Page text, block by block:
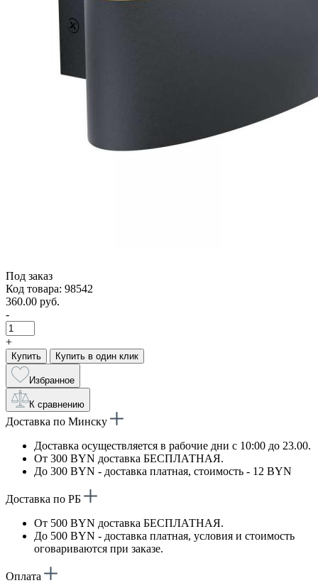
Под заказ
Код товара: 98542
360.00 руб.
-
+
Купить Купить в один клик
Избранное
К сравнению
Доставка по Минску
Доставка осуществляется в рабочие дни с 10:00 до 23.00.
От 300 BYN доставка БЕСПЛАТНАЯ.
До 300 BYN - доставка платная, стоимость - 12 BYN
Доставка по РБ
От 500 BYN доставка БЕСПЛАТНАЯ.
До 500 BYN - доставка платная, условия и стоимость
оговариваются при заказе.
Оплата